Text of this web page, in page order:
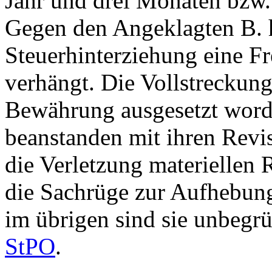
Gegen den Angeklagten
Steuerhinterziehung eine
verhängt. Die
Bewährung ausgesetzt
beanstanden mit ihren
die Verletzung materiellen
die Sachrüge zur
im übrigen sind sie
StPO.